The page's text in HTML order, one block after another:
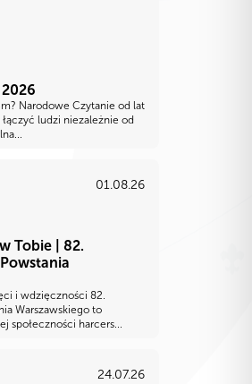
Narodowe Czytanie od lat
ludzi niezależnie od
01.08.26
Tobie | 82.
i wdzięczności 82.
Warszawskiego to
społeczności harcers...
24.07.26